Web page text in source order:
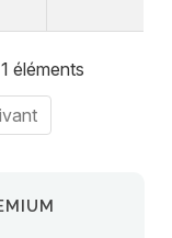
éléments